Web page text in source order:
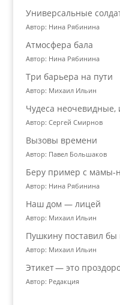
Универсальные
Автор: Нина Рябинина
Атмосфера бала
Автор: Нина Рябинина
Три барьера на пути
Автор: Михаил Ильин
Чудеса
Автор: Сергей Смирнов
Вызовы времени
Автор: Павел Большаков
Беру пример с мамы-
Автор: Нина Рябинина
Наш дом — лицей
Автор: Михаил Ильин
Пушкину поставил бы
Автор: Михаил Ильин
Этикет — это
Автор: Редакция